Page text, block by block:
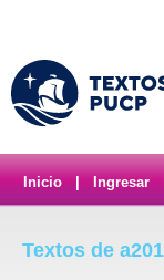
Inicio Ingresar
Textos de